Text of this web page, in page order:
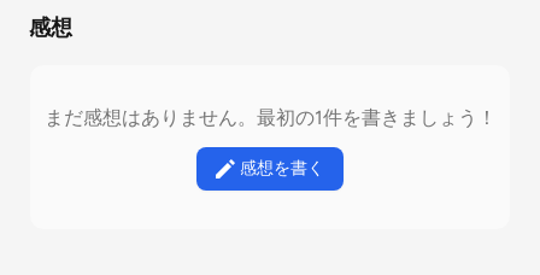
感想
まだ感想はありません。最初の1件を書きましょう！
感想を書く